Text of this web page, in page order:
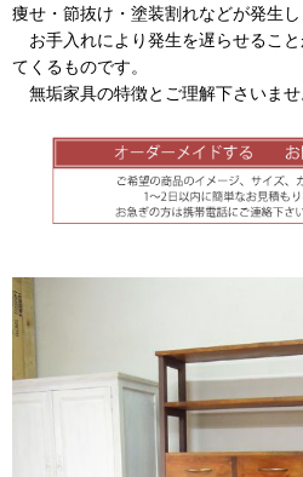
痩せ・節抜け・塗装割れなどが発生し
お手入れにより発生を遅らせるこ
てくるものです。
無垢家具の特徴とご理解下さいませ